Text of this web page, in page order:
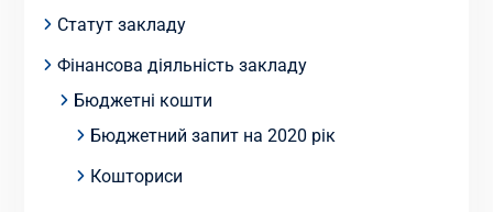
Статут закладу
Фінансова діяльність закладу
Бюджетні кошти
Бюджетний запит на 2020 рік
Кошториси